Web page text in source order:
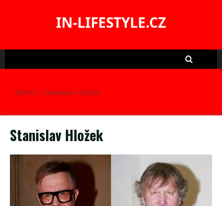
IN-LIFESTYLE.CZ
Domů Stanislav Hložek
Stanislav Hložek